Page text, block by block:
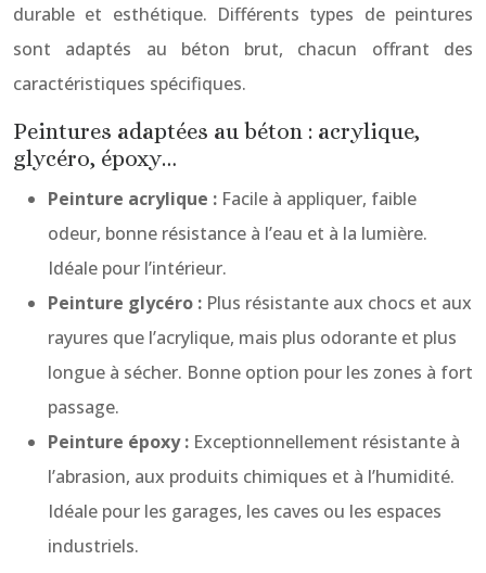
durable et esthétique. Différents types de peintures
sont adaptés au béton brut, chacun offrant des
caractéristiques spécifiques.
Peintures adaptées au béton : acrylique,
glycéro, époxy…
Peinture acrylique : Facile à appliquer, faible
odeur, bonne résistance à l’eau et à la lumière.
Idéale pour l’intérieur.
Peinture glycéro : Plus résistante aux chocs et aux
rayures que l’acrylique, mais plus odorante et plus
longue à sécher. Bonne option pour les zones à fort
passage.
Peinture époxy : Exceptionnellement résistante à
l’abrasion, aux produits chimiques et à l’humidité.
Idéale pour les garages, les caves ou les espaces
industriels.